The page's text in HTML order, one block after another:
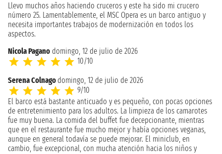
Llevo muchos años haciendo cruceros y este ha sido mi crucero
número 25. Lamentablemente, el MSC Opera es un barco antiguo y
necesita importantes trabajos de modernización en todos los
aspectos.
Nicola Pagano domingo, 12 de julio de 2026
10/10
Serena Colnagodomingo, 12 de julio de 2026
9/10
El barco está bastante anticuado y es pequeño, con pocas opciones
de entretenimiento para los adultos. La limpieza de los camarotes
fue muy buena. La comida del buffet fue decepcionante, mientras
que en el restaurante fue mucho mejor y había opciones veganas,
aunque en general todavía se puede mejorar. El miniclub, en
cambio, fue excepcional, con mucha atención hacia los niños y